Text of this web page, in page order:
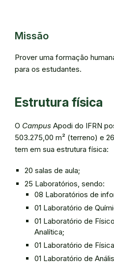
Missão
Prover uma formação
para os estudantes.
Estrutura física
O Campus Apodi do IFRN
503.275,00 m² (terreno) e
tem em sua estrutura física:
20 salas de aula;
25 Laboratórios, sendo:
08 Laboratórios de
01 Laboratório de
01 Laboratório de
Analítica;
01 Laboratório de
01 Laboratório de